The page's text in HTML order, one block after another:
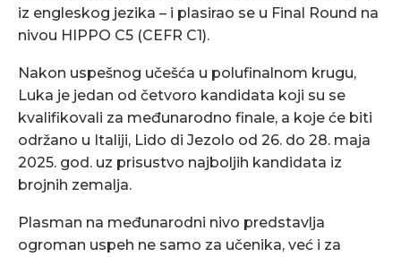
iz engleskog jezika – i plasirao se u Final Round na
nivou HIPPO C5 (CEFR C1).
Nakon uspešnog učešća u polufinalnom krugu,
Luka je jedan od četvoro kandidata koji su se
kvalifikovali za međunarodno finale, a koje će biti
održano u Italiji, Lido di Jezolo od 26. do 28. maja
2025. god. uz prisustvo najboljih kandidata iz
brojnih zemalja.
Plasman na međunarodni nivo predstavlja
ogroman uspeh ne samo za učenika, već i za